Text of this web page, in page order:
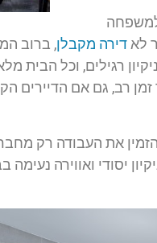
למשפחה
לא דירה מקבלן, ברוב
רגילים, וכל הבית
רב, גם אם הדיירים
את העבודה רק
יסודי ואווירה נעימה